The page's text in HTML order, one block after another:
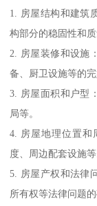
1. 房屋结构和建筑
构部分的稳固性和质
2. 房屋装修和设施
备、厨卫设施等的完
3. 房屋面积和户型
局等。
4. 房屋地理位置和
度、周边配套设施等
5. 房屋产权和法律
所有权等法律问题的